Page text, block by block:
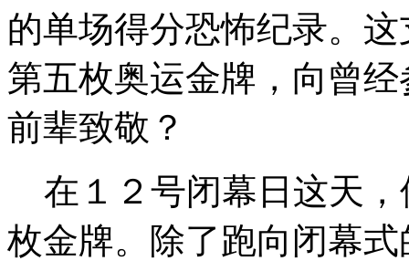
的单场得分恐怖纪录。
第五枚奥运金牌，向曾
前辈致敬？
在１２号闭幕日这天，
枚金牌。除了跑向闭幕